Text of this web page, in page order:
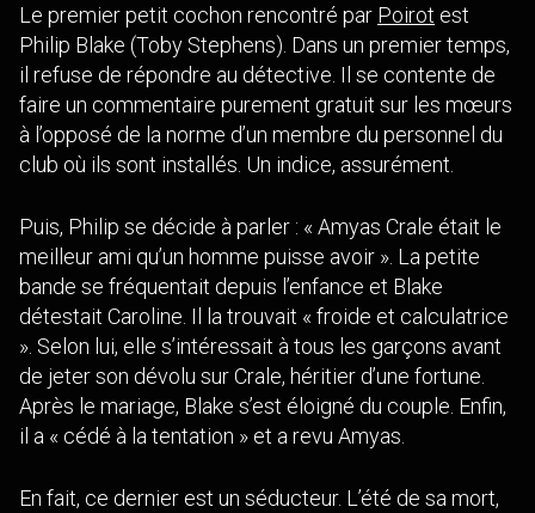
Le premier petit cochon rencontré par Poirot est
Philip Blake (Toby Stephens). Dans un premier temps,
il refuse de répondre au détective. Il se contente de
faire un commentaire purement gratuit sur les mœurs
à l’opposé de la norme d’un membre du personnel du
club où ils sont installés. Un indice, assurément.
Puis, Philip se décide à parler : « Amyas Crale était le
meilleur ami qu’un homme puisse avoir ». La petite
bande se fréquentait depuis l’enfance et Blake
détestait Caroline. Il la trouvait « froide et calculatrice
». Selon lui, elle s’intéressait à tous les garçons avant
de jeter son dévolu sur Crale, héritier d’une fortune.
Après le mariage, Blake s’est éloigné du couple. Enfin,
il a « cédé à la tentation » et a revu Amyas.
En fait, ce dernier est un séducteur. L’été de sa mort,